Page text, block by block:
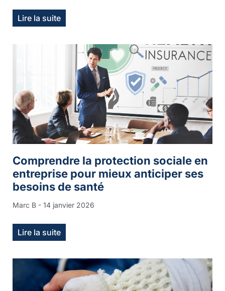
Lire la suite
Comprendre la protection sociale en
entreprise pour mieux anticiper ses
besoins de santé
Marc B 14 janvier 2026
Lire la suite